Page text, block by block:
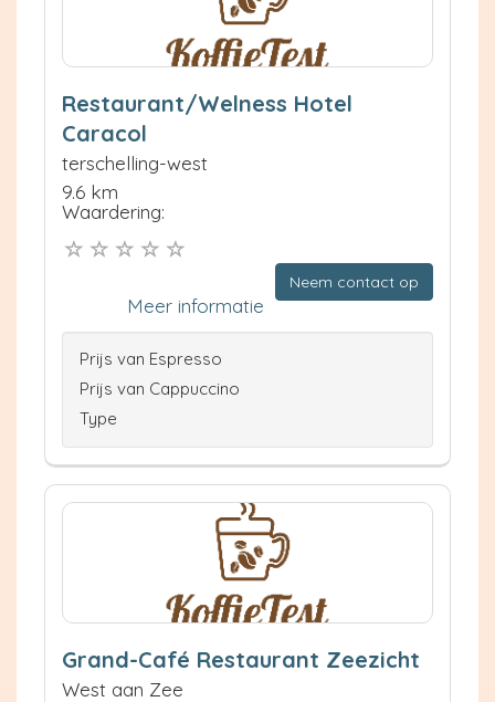
Restaurant/Welness Hotel
Caracol
terschelling-west
9.6 km
Waardering:
Neem contact op
Meer informatie
Prijs van Espresso
Prijs van Cappuccino
Type
Grand-Café Restaurant Zeezicht
West aan Zee